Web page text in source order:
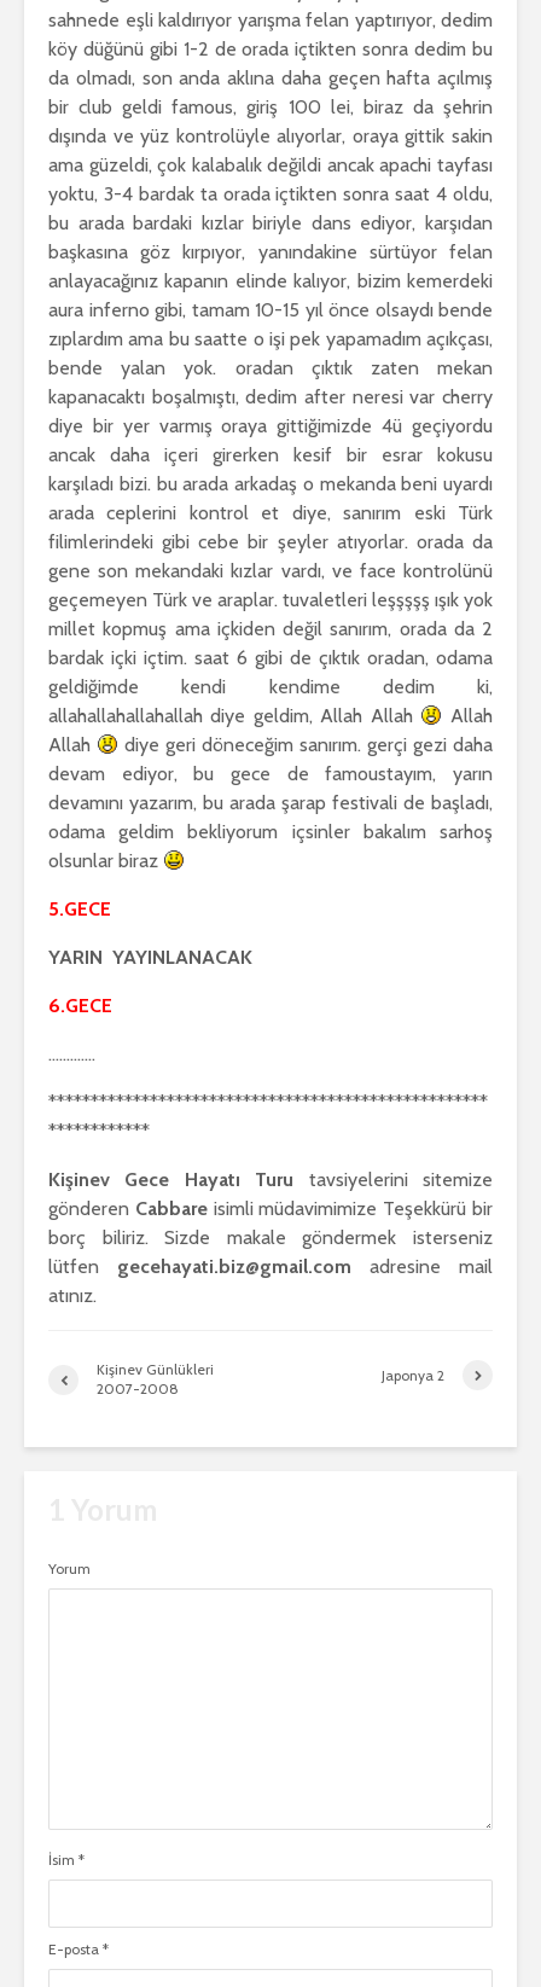
sahnede eşli kaldırıyor yarışma felan yaptırıyor, dedim
köy düğünü gibi 1-2 de orada içtikten sonra dedim bu
da olmadı, son anda aklına daha geçen hafta açılmış
bir club geldi famous, giriş 100 lei, biraz da şehrin
dışında ve yüz kontrolüyle alıyorlar, oraya gittik sakin
ama güzeldi, çok kalabalık değildi ancak apachi tayfası
yoktu, 3-4 bardak ta orada içtikten sonra saat 4 oldu,
bu arada bardaki kızlar biriyle dans ediyor, karşıdan
başkasına göz kırpıyor, yanındakine sürtüyor felan
anlayacağınız kapanın elinde kalıyor, bizim kemerdeki
aura inferno gibi, tamam 10-15 yıl önce olsaydı bende
zıplardım ama bu saatte o işi pek yapamadım açıkçası,
bende yalan yok. oradan çıktık zaten mekan
kapanacaktı boşalmıştı, dedim after neresi var cherry
diye bir yer varmış oraya gittiğimizde 4ü geçiyordu
ancak daha içeri girerken kesif bir esrar kokusu
karşıladı bizi. bu arada arkadaş o mekanda beni uyardı
arada ceplerini kontrol et diye, sanırım eski Türk
filimlerindeki gibi cebe bir şeyler atıyorlar. orada da
gene son mekandaki kızlar vardı, ve face kontrolünü
geçemeyen Türk ve araplar. tuvaletleri leşşşşş ışık yok
millet kopmuş ama içkiden değil sanırım, orada da 2
bardak içki içtim. saat 6 gibi de çıktık oradan, odama
geldiğimde kendi kendime dedim ki,
allahallahallahallah diye geldim, Allah Allah
Allah
Allah
diye geri döneceğim sanırım. gerçi gezi daha
devam ediyor, bu gece de famoustayım, yarın
devamını yazarım, bu arada şarap festivali de başladı,
odama geldim bekliyorum içsinler bakalım sarhoş
olsunlar biraz
5.GECE
YARIN YAYINLANACAK
6.GECE
………….
****************************************************
************
Kişinev Gece Hayatı Turu tavsiyelerini sitemize
gönderen Cabbareisimli müdavimimize Teşekkürü bir
borç biliriz. Sizde makale göndermek isterseniz
lütfen gecehayati.biz@gmail.com adresine mail
atınız.
Kişinev Günlükleri
2007-2008
Japonya 2
Yorum
İsim *
E-posta *